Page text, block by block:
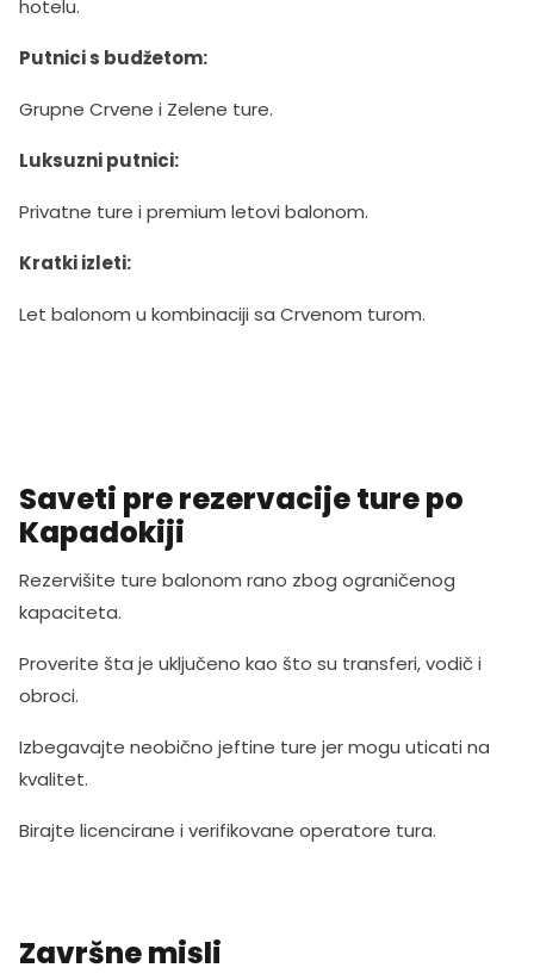
hotelu.
Putnici s budžetom:
Grupne Crvene i Zelene ture.
Luksuzni putnici:
Privatne ture i premium letovi balonom.
Kratki izleti:
Let balonom u kombinaciji sa Crvenom turom.
Saveti pre rezervacije ture po
Kapadokiji
Rezervišite ture balonom rano zbog ograničenog
kapaciteta.
Proverite šta je uključeno kao što su transferi, vodič i
obroci.
Izbegavajte neobično jeftine ture jer mogu uticati na
kvalitet.
Birajte licencirane i verifikovane operatore tura.
Završne misli